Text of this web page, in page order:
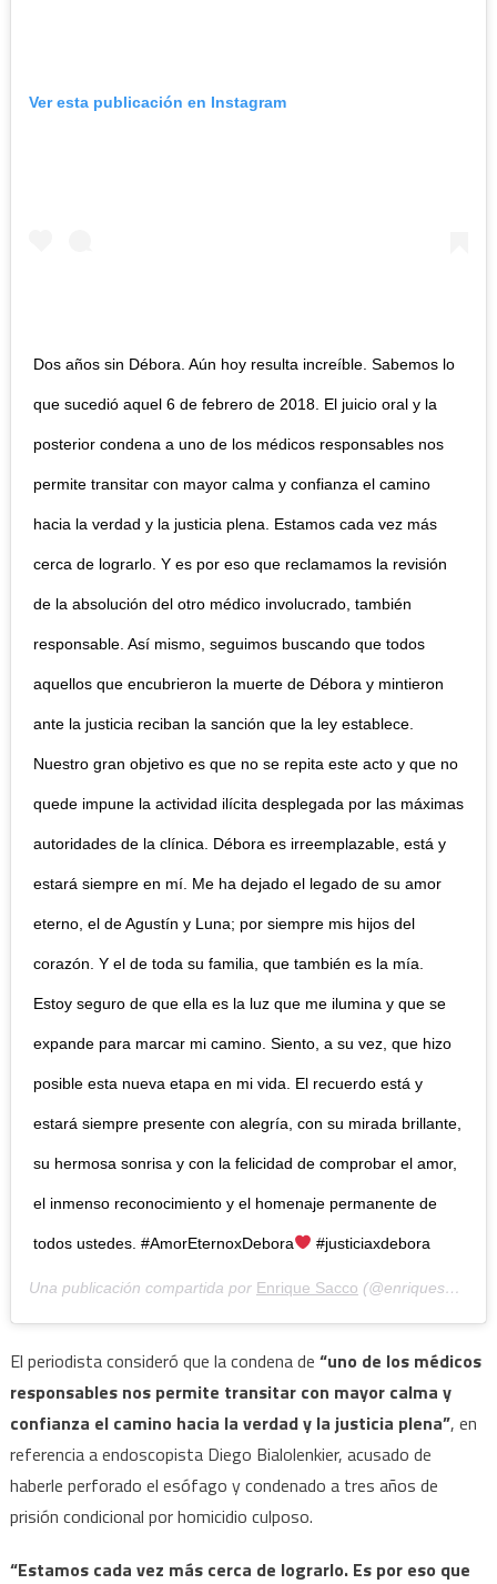
Ver esta publicación en Instagram
Dos años sin Débora. Aún hoy resulta increíble. Sabemos lo
que sucedió aquel 6 de febrero de 2018. El juicio oral y la
posterior condena a uno de los médicos responsables nos
permite transitar con mayor calma y confianza el camino
hacia la verdad y la justicia plena. Estamos cada vez más
cerca de lograrlo. Y es por eso que reclamamos la revisión
de la absolución del otro médico involucrado, también
responsable. Así mismo, seguimos buscando que todos
aquellos que encubrieron la muerte de Débora y mintieron
ante la justicia reciban la sanción que la ley establece.
Nuestro gran objetivo es que no se repita este acto y que no
quede impune la actividad ilícita desplegada por las máximas
autoridades de la clínica. Débora es irreemplazable, está y
estará siempre en mí. Me ha dejado el legado de su amor
eterno, el de Agustín y Luna; por siempre mis hijos del
corazón. Y el de toda su familia, que también es la mía.
Estoy seguro de que ella es la luz que me ilumina y que se
expande para marcar mi camino. Siento, a su vez, que hizo
posible esta nueva etapa en mi vida. El recuerdo está y
estará siempre presente con alegría, con su mirada brillante,
su hermosa sonrisa y con la felicidad de comprobar el amor,
el inmenso reconocimiento y el homenaje permanente de
todos ustedes. #AmorEternoxDebora #justiciaxdebora
Una publicación compartida por Enrique Sacco (@enriquesacco) el
El periodista consideró que la condena de “uno de los médicos
responsables nos permite transitar con mayor calma y
confianza el camino hacia la verdad y la justicia plena”, en
referencia a endoscopista Diego Bialolenkier, acusado de
haberle perforado el esófago y condenado a tres años de
prisión condicional por homicidio culposo.
“Estamos cada vez más cerca de lograrlo. Es por eso que